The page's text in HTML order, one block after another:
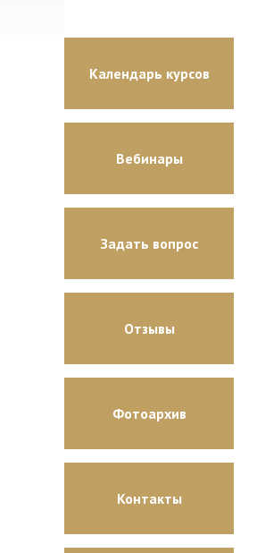
Календарь курсов
Вебинары
Задать вопрос
Отзывы
Фотоархив
Контакты